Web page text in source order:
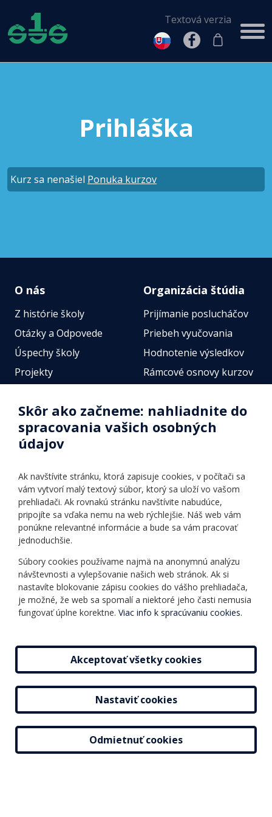
Textová verzia
Prihláška
Kurz sa nenašiel Ponuka kurzov
O nás
Z histórie školy
Otázky a Odpovede
Úspechy školy
Projekty
Fotogalérie
Identifikačné údaje školy
Úradné hodiny
Vnútorný poriadok
Organizácia štúdia
Prijímanie poslucháčov
Priebeh vyučovania
Hodnotenie výsledkov
Rámcové osnovy kurzov
Online testy
Ponuka jazykov
Informácie o kurzoch
Online testy
Ako si vybrať a kúpiť
kurz
Príspevky
Rozvrh hodín
Ochrana osobných
údajov
Všeobecné obchodné
podmienky
2026 © Jazyková škola |Nastavenie cookies
Tvorba web stránokaredakčný systémodAlejTech, spol. s r.o.
Skôr ako začneme: nahliadnite do
spracovania vašich osobných
údajov
Ak navštívite stránku, ktorá zapisuje cookies, v počítači sa
vám vytvorí malý textový súbor, ktorý sa uloží vo vašom
prehliadači. Ak rovnakú stránku navštívite nabudúce,
pripojíte sa vďaka nemu na web rýchlejšie. Náš web vám
ponúkne relevantné informácie a bude sa vám pracovať
jednoduchšie.
Súbory cookies používame najmä na anonymnú analýzu
návštevnosti a vylepšovanie našich web stránok. Ak si
nastavíte blokovanie zápisu cookies do vášho prehliadača,
je možné, že web sa spomalí a niektoré jeho časti nemusia
fungovať úplne korektne. Viac info k spracúvaniu cookies.
Akceptovať všetky cookies
Nastaviť cookies
Odmietnuť cookies